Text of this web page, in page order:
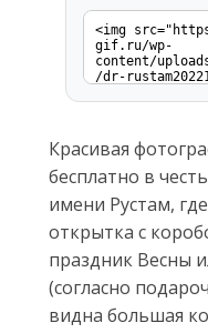
Красивая
бесплатно в
имени Рустам,
открытка с
праздник Весны
(согласно
видна большая